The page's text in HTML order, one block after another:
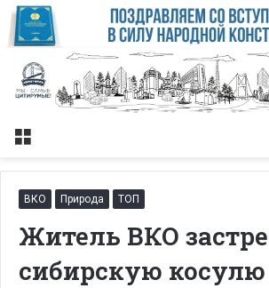
Меню
ВКО Природа ТОП
Житель ВКО
сибирскую косулю